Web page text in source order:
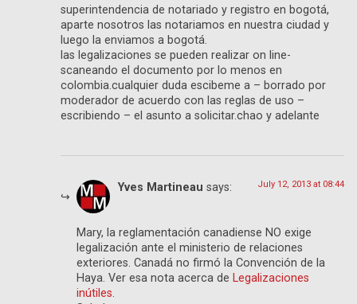
superintendencia de notariado y registro en bogotá,
aparte nosotros las notariamos en nuestra ciudad y
luego la enviamos a bogotá.
las legalizaciones se pueden realizar on line-
scaneando el documento por lo menos en
colombia.cualquier duda escibeme a – borrado por
moderador de acuerdo con las reglas de uso –
escribiendo – el asunto a solicitar.chao y adelante
Yves Martineau says: July 12, 2013 at 08:44
Mary, la reglamentación canadiense NO exige
legalización ante el ministerio de relaciones
exteriores. Canadá no firmó la Convención de la
Haya. Ver esa nota acerca de Legalizaciones
inútiles.